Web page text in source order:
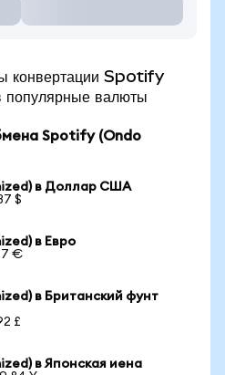
конвертации Spotify
валюты
Spotify (Ondo
в Доллар США
$
в Евро
€
в Британский фунт
£
в Японская иена